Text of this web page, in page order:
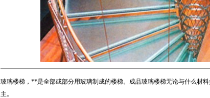
玻璃楼梯，**是全部或部分用玻璃制成的楼梯。成品玻璃楼梯无论与什么材
主。